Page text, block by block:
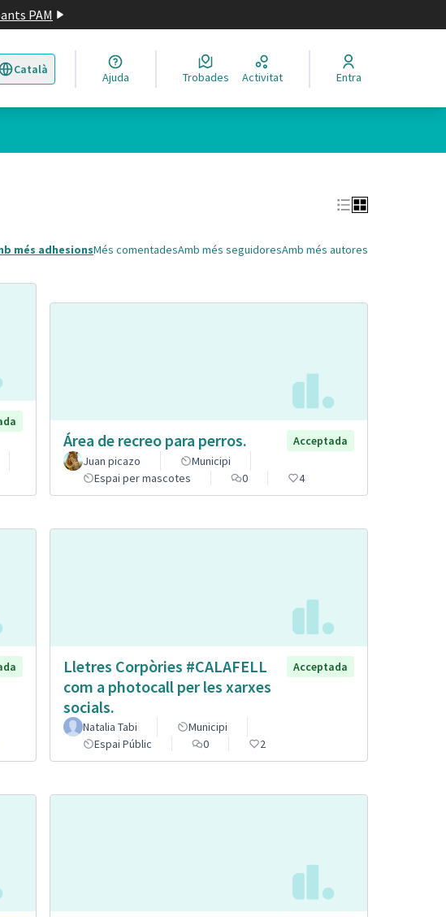
PAM
Català
Triar la llengua Elegir el idioma
Ajuda Trobades Activitat Entra
més adhesionsMés comentadesAmb més seguidoresAmb més autores
Área de recreo para perros.
Acceptada
Juan picazo
Municipi
Espai per mascotes
0 4
Lletres Corpòries #CALAFELL
com a photocall per les xarxes
socials.
Acceptada
Natalia Tabi
Municipi
Espai Públic
0 2